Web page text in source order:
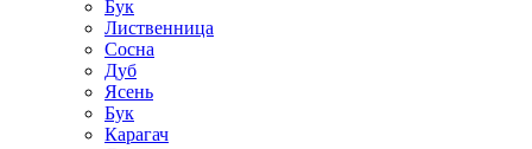
Бук
Лиственница
Сосна
Дуб
Ясень
Бук
Карагач